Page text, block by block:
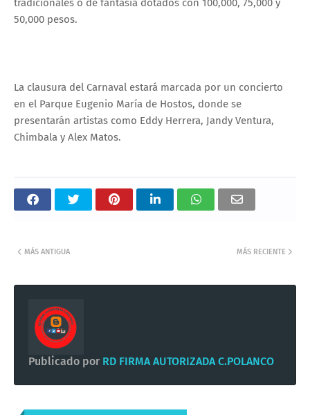
tradicionales o de fantasía dotados con 100,000, 75,000 y
50,000 pesos.
La clausura del Carnaval estará marcada por un concierto
en el Parque Eugenio María de Hostos, donde se
presentarán artistas como Eddy Herrera, Jandy Ventura,
Chimbala y Alex Matos.
MÁS RECIENTE
MÁS ANTIGUA
Publicado por RD FIRMA AUTORIZADA C.POLANCO